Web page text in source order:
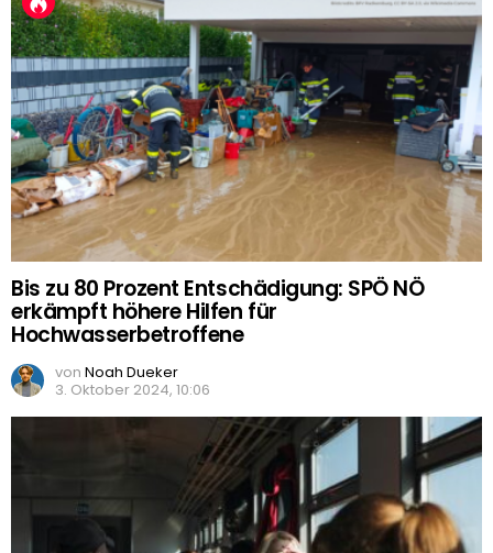
Bis zu 80 Prozent Entschädigung: SPÖ NÖ
erkämpft höhere Hilfen für
Hochwasserbetroffene
von Noah Dueker
3. Oktober 2024, 10:06